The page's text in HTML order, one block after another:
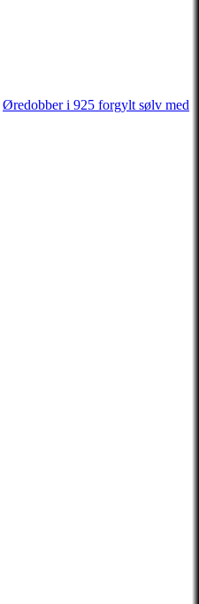
Øredobber i 925 forgylt sølv med